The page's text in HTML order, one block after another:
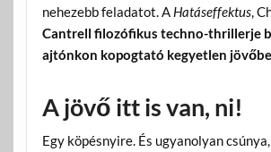
nehezebb feladatot. A Hatáseffektus,
Cantrell filozófikus techno-thrillerje
ajtónkon kopogtató kegyetlen
A jövő itt is van, ni!
Egy köpésnyire. És ugyanolyan